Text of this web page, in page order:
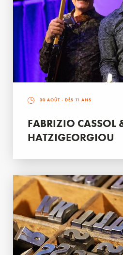
30 AOÛT - DÈS 11 ANS
FABRIZIO CASSOL
HATZIGEORGIOU